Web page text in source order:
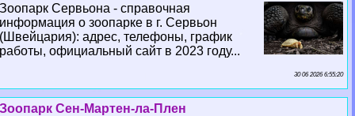
Зоопарк Сервьона - справочная
информация о зоопарке в г. Сервьон
(Швейцария): адрес, телефоны, график
работы, официальный сайт в 2023 году...
30 06 2026 6:55:20
Зоопарк Сен-Мартен-ла-Плен